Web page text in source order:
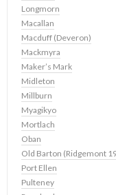
Longmorn
Macallan
Macduff (Deveron)
Mackmyra
Maker’s Mark
Midleton
Millburn
Myagikyo
Mortlach
Oban
Old Barton (Ridgemont
Port Ellen
Pulteney